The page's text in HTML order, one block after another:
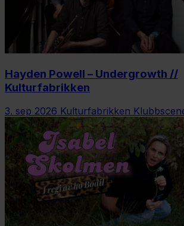
Hayden Powell – Undergrowth //
Kulturfabrikken
3. sep 2026 Kulturfabrikken